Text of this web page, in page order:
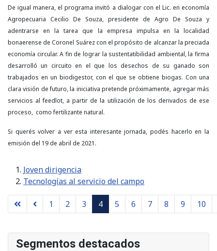
De igual manera, el programa invitó a dialogar con el Lic. en economía
Agropecuaria Cecilio De Souza, presidente de Agro De Souza y
adentrarse en la tarea que la empresa impulsa en la localidad
bonaerense de Coronel Suárez con el propósito de alcanzar la preciada
economía circular. A fin de lograr la sustentatibilidad ambiental, la firma
desarrolló un circuito en el que los desechos de su ganado son
trabajados en un biodigestor, con el que se obtiene biogas. Con una
clara visión de futuro, la iniciativa pretende próximamente, agregar más
servicios al feedlot, a partir de la utilización de los derivados de ese
proceso, como fertilizante natural.
Si querés volver a ver esta interesante jornada, podés hacerlo en la
emisión del 19 de abril de 2021.
Joven dirigencia
Tecnologías al servicio del campo
Página 4 de 11
1 2 3 4 5 6 7 8 9 10
Segmentos destacados